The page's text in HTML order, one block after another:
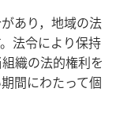
あり，地域の法
法令により保持
織の法的権利を
間にわたって個